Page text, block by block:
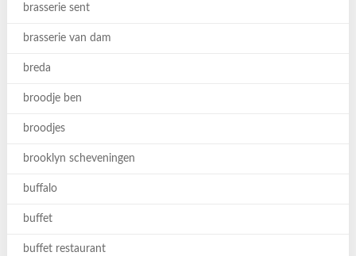
brasserie sent
brasserie van dam
breda
broodje ben
broodjes
brooklyn scheveningen
buffalo
buffet
buffet restaurant